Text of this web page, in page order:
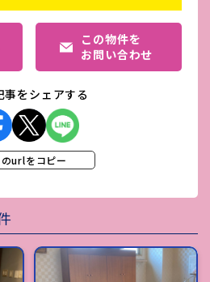
20,000円/年)※保証人必須
この物件を
お問い合わせ
事をシェアする
のurlをコピー